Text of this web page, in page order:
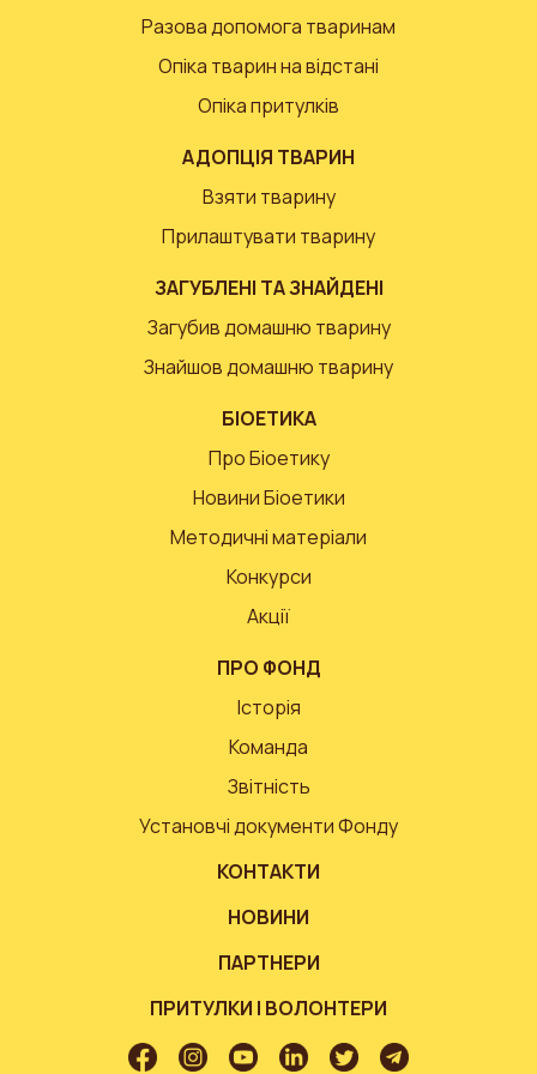
Разова допомога тваринам
Опіка тварин на відстані
Опіка притулків
АДОПЦІЯ ТВАРИН
Взяти тварину
Прилаштувати тварину
ЗАГУБЛЕНІ ТА ЗНАЙДЕНІ
Загубив домашню тварину
Знайшов домашню тварину
БІОЕТИКА
Про Біоетику
Новини Біоетики
Методичні матеріали
Конкурси
Акції
ПРО ФОНД
Історія
Команда
Звітність
Установчі документи Фонду
КОНТАКТИ
НОВИНИ
ПАРТНЕРИ
ПРИТУЛКИ І ВОЛОНТЕРИ